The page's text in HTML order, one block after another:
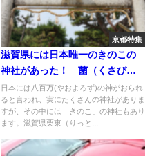
京都特集
滋賀県には日本唯一のきのこの
神社があった！ 菌（くさび
ら）神社
日本には八百万(やおよろず)の神がおられ
ると言われ、実にたくさんの神社がありま
すが、その中には「きのこ」の神社もあり
ます。滋賀県栗東（りっと...